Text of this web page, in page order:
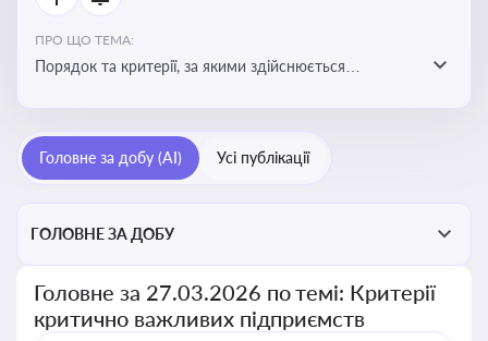
ПРО ЩО ТЕМА:
Порядок та критерії, за якими здійснюється
Головне за добу (AI) Усі публікації
ГОЛОВНЕ ЗА ДОБУ
Головне за 27.03.2026 по темі: Критерії
критично важливих підприємств